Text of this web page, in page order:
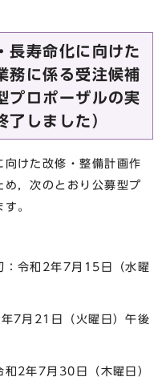
長寿命化に向けた
務に係る受注候補
プロポーザルの実
了しました）
けた改修・整備計画作
，次のとおり公募型プ
。
令和2年7月15日（水曜
月21日（火曜日）午後
2年7月30日（木曜日）